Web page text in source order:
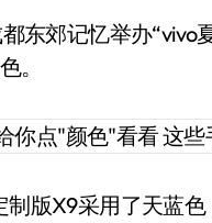
东郊记忆举办“vivo
。
制版X9采用了天蓝